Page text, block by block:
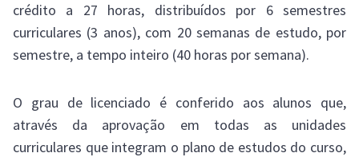
crédito a 27 horas, distribuídos por 6 semestres
curriculares (3 anos), com 20 semanas de estudo, por
semestre, a tempo inteiro (40 horas por semana).
O grau de licenciado é conferido aos alunos que,
através da aprovação em todas as unidades
curriculares que integram o plano de estudos do curso,